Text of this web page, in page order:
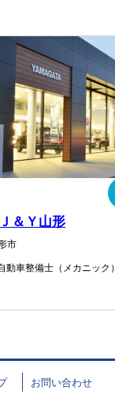
＆Ｙ山形
市
動車整備士（メカニック）
お問い合わせ